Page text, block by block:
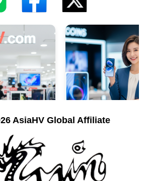
AsiaHV Global Affiliate